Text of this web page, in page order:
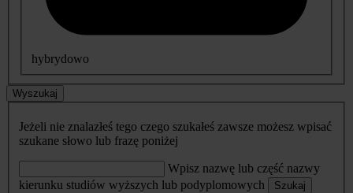
hybrydowo
Wyszukaj
Jeżeli nie znalazłeś tego czego szukałeś zawsze możesz wpisać
szukane słowo lub frazę poniżej
Wpisz nazwę lub część nazwy
kierunku studiów wyższych lub podyplomowych
Szukaj